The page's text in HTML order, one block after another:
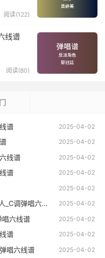
阅读(122)
线谱
阅读(80)
2025-04-02
谱
2025-04-02
2025-04-02
线谱
2025-04-02
谱
2025-04-02
2025-04-02
调弹唱六线谱
2025-04-02
唱六线谱
2025-04-02
谱
2025-04-02
唱六线谱